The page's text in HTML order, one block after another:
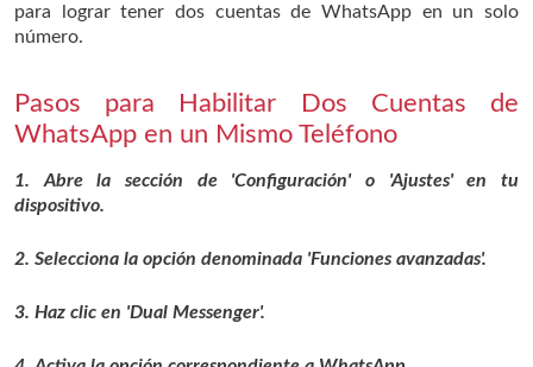
para lograr tener dos cuentas de WhatsApp en un solo
número.
Pasos para Habilitar Dos Cuentas de
WhatsApp en un Mismo Teléfono
1. Abre la sección de 'Configuración' o 'Ajustes' en tu
dispositivo.
2. Selecciona la opción denominada 'Funciones avanzadas'.
3. Haz clic en 'Dual Messenger'.